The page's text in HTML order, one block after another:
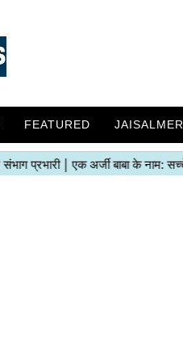
FEATURED JAISALMER